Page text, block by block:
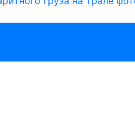
из
применяются ремни и